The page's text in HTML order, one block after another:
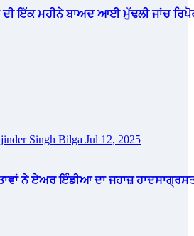
ਦੀ ਇੱਕ ਮਹੀਨੇ ਬਾਅਦ ਆਈ ਮੁੱਢਲੀ ਜਾਂਚ
Singh Bilga Jul 12, 2025
ਨੇ ਏਅਰ ਇੰਡੀਆ ਦਾ ਜਹਾਜ਼ ਹਾਦਸਾਗ੍ਰਸਤ